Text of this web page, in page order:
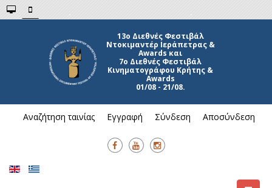
Κινηματογράφου Κρήτης &
01/08 - 21/08.
Αναζήτηση ταινίας Εγγραφή Σύνδεση Αποσύνδεση